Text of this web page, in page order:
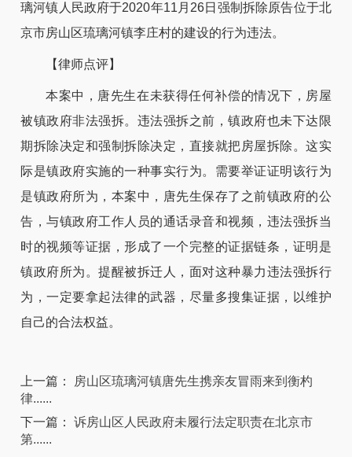
璃河镇人民政府于2020年11月26日强制拆除原告位于北
京市房山区琉璃河镇李庄村的建设的行为违法。
【律师点评】
本案中，唐先生在未获得任何补偿的情况下，房屋
被镇政府非法强拆。违法强拆之前，镇政府也未下达限
期拆除决定和强制拆除决定，直接就把房屋拆除。这实
际是镇政府实施的一种事实行为。需要举证证明该行为
是镇政府所为，本案中，唐先生保存了之前镇政府的公
告，与镇政府工作人员的通话录音和视频，违法强拆当
时的视频等证据，形成了一个完整的证据链条，证明是
镇政府所为。提醒被拆迁人，面对这种暴力违法强拆行
为，一定要拿起法律的武器，尽量多搜集证据，以维护
自己的合法权益。
上一篇：
房山区琉璃河镇唐先生携亲友冒雨来到衡杓
律......
下一篇：
诉房山区人民政府未履行法定职责在北京市
第......